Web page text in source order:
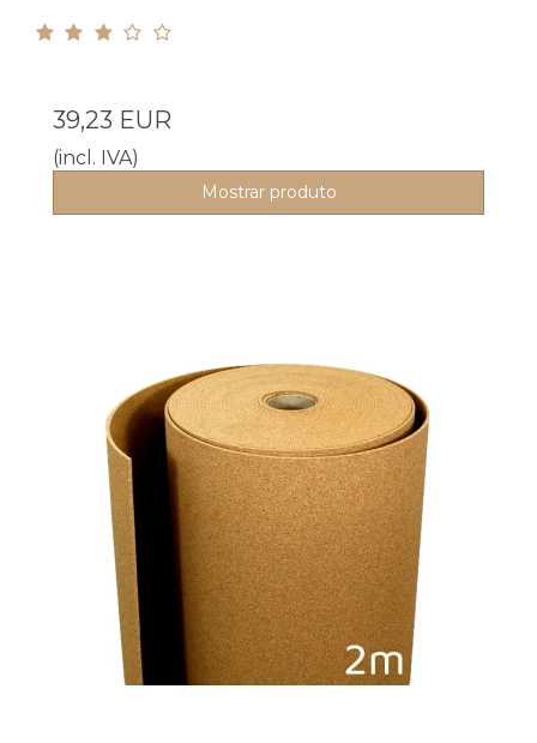
39,23 EUR
(incl. IVA)
Mostrar produto